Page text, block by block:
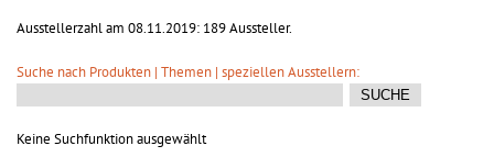
Ausstellerzahl am 08.11.2019: 189 Aussteller.
Suche nach Produkten | Themen | speziellen Ausstellern:
Keine Suchfunktion ausgewählt